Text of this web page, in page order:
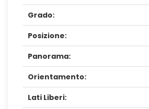
Grado:
Posizione:
Panorama:
Orientamento:
Lati Liberi: